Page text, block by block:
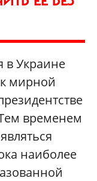
в Украине
мирной
временем
наиболее